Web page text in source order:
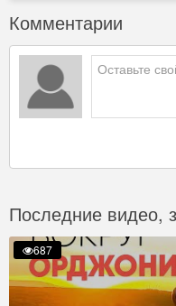
Комментарии
Последние видео,
687